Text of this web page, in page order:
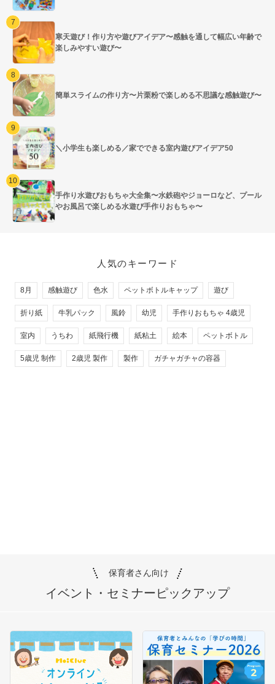
寒天遊び！作り方や遊びアイデア〜感触を通して幅広い年齢で
楽しみやすい遊び〜
簡単スライムの作り方〜片栗粉で楽しめる不思議な感触遊び〜
＼小学生も楽しめる／家でできる室内遊びアイデア50
手作り水遊びおもちゃ大全集〜水鉄砲やジョーロなど、プール
やお風呂で楽しめる水遊び手作りおもちゃ〜
人気のキーワード
8月 感触遊び 色水 ペットボトルキャップ 遊び
折り紙 牛乳パック 風鈴 幼児 手作りおもちゃ 4歳児
室内 うちわ 紙飛行機 紙粘土 絵本 ペットボトル
5歳児 制作 2歳児 製作 製作 ガチャガチャの容器
保育者さん向け
イベント・セミナーピックアップ